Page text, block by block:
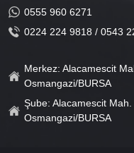
0555 960 6271
0224 224 9818 / 0543
Merkez: Alacamescit
Osmangazi/BURSA
Şube: Alacamescit
Osmangazi/BURSA